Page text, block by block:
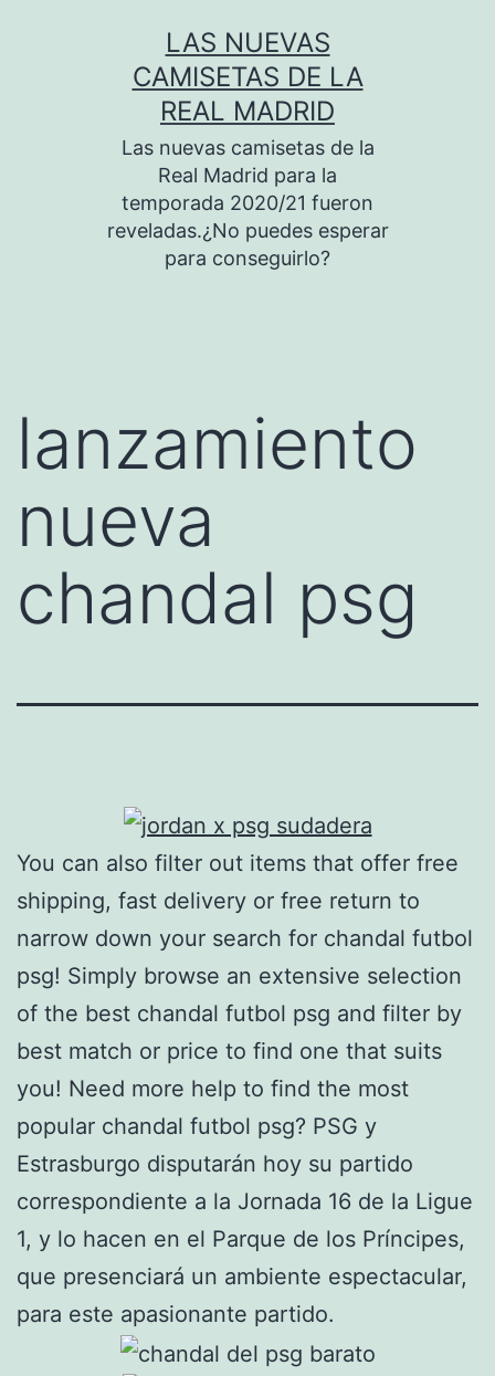
LAS NUEVAS
CAMISETAS DE LA
REAL MADRID
Las nuevas camisetas de la
Real Madrid para la
temporada 2020/21 fueron
reveladas.¿No puedes esperar
para conseguirlo?
lanzamiento
nueva
chandal psg
You can also filter out items that offer free
shipping, fast delivery or free return to
narrow down your search for chandal futbol
psg! Simply browse an extensive selection
of the best chandal futbol psg and filter by
best match or price to find one that suits
you! Need more help to find the most
popular chandal futbol psg? PSG y
Estrasburgo disputarán hoy su partido
correspondiente a la Jornada 16 de la Ligue
1, y lo hacen en el Parque de los Príncipes,
que presenciará un ambiente espectacular,
para este apasionante partido.